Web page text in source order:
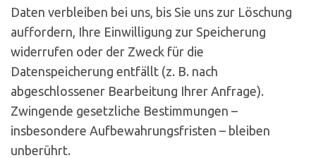
Daten verbleiben bei uns, bis Sie uns zur Löschung
auffordern, Ihre Einwilligung zur Speicherung
widerrufen oder der Zweck für die
Datenspeicherung entfällt (z. B. nach
abgeschlossener Bearbeitung Ihrer Anfrage).
Zwingende gesetzliche Bestimmungen –
insbesondere Aufbewahrungsfristen – bleiben
unberührt.